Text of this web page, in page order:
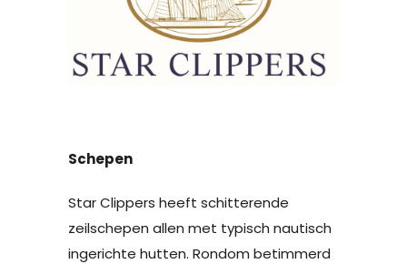
Schepen
Star Clippers heeft schitterende
zeilschepen allen met typisch nautisch
ingerichte hutten. Rondom betimmerd